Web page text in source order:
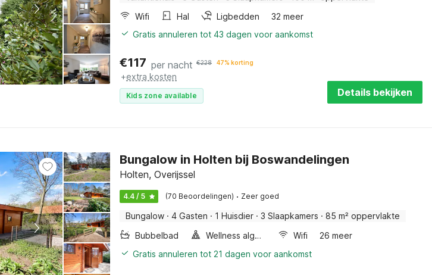
Wifi
Hal Ligbedden
32 meer
Gratis annuleren tot 43 dagen voor aankomst
€117 per nacht €228 47% korting
+extra kosten
Kids zone available Details bekijken
Bungalow in Holten bij Boswandelingen
Holten, Overijssel
4.4 / 5 (70 Beoordelingen) · Zeer goed
Bungalow · 4 Gasten · 1 Huisdier · 3 Slaapkamers · 85 m² oppervlakte
Bubbelbad
Wellness algemeen Wifi
26 meer
Gratis annuleren tot 21 dagen voor aankomst